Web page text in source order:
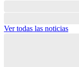
Ver todas las noticias